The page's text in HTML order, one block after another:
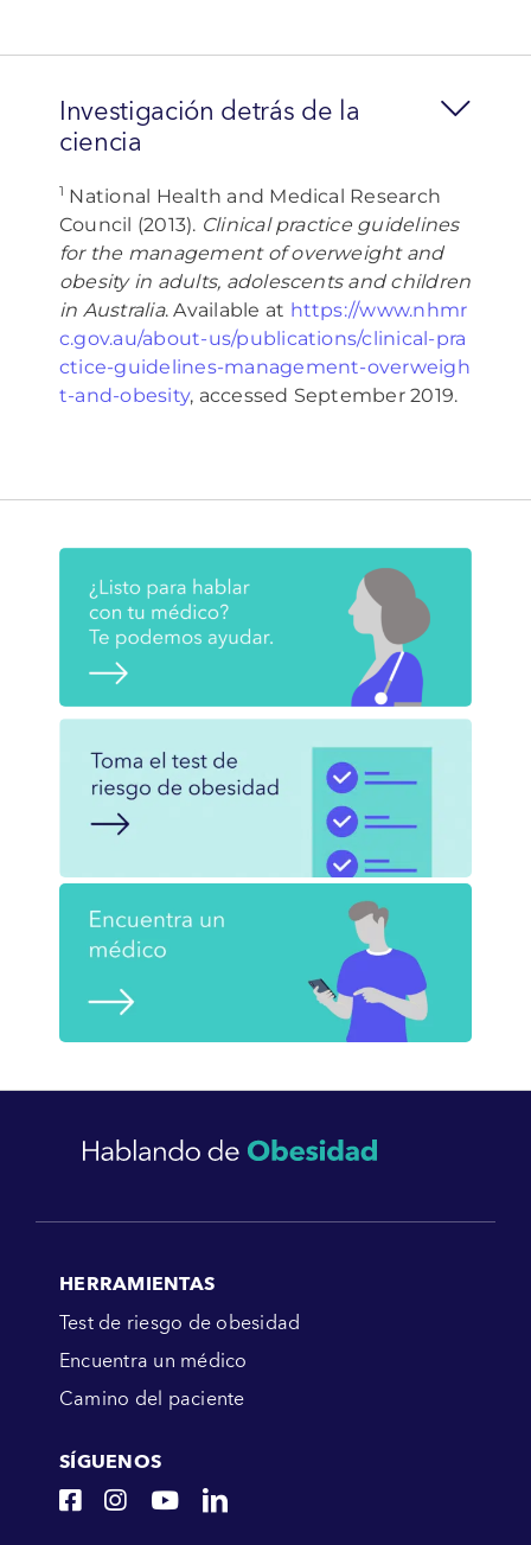
Investigación detrás de la
ciencia
1 National Health and Medical Research
Council (2013). Clinical practice guidelines
for the management of overweight and
obesity in adults, adolescents and children
in Australia. Available at https://www.nhmr
c.gov.au/about-us/publications/clinical-pra
ctice-guidelines-management-overweigh
t-and-obesity, accessed September 2019.
HERRAMIENTAS
Test de riesgo de obesidad
Encuentra un médico
Camino del paciente
SÍGUENOS